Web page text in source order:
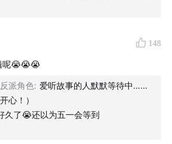
下三种方式可以获得专属购买福
链接：
148
呢😭😭😭
派角色: 爱听故事的人默默等待中……
心！）
久了😭还以为五一会等到